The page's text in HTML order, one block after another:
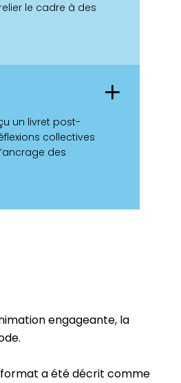
le cadre à des
un livret post-
collectives
des
engageante, la
a été décrit comme